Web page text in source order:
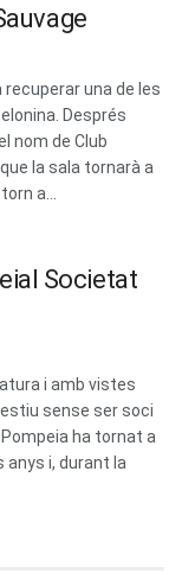
recuperar una de les
Després
nom de Club
la sala tornarà a
a...
Societat
i amb vistes
sense ser soci
ha tornat a
anys i, durant la